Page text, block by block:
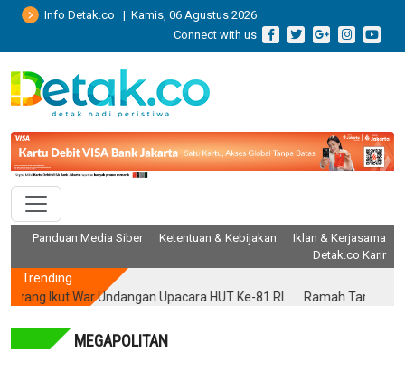
Info Detak.co | Kamis, 06 Agustus 2026
Connect with us
Panduan Media Siber Ketentuan & Kebijakan
Iklan & Kerjasama
Detak.co Karir
Trending
Ikut War Undangan Upacara HUT Ke-81 RI Ramah Tamah Rektor
MEGAPOLITAN